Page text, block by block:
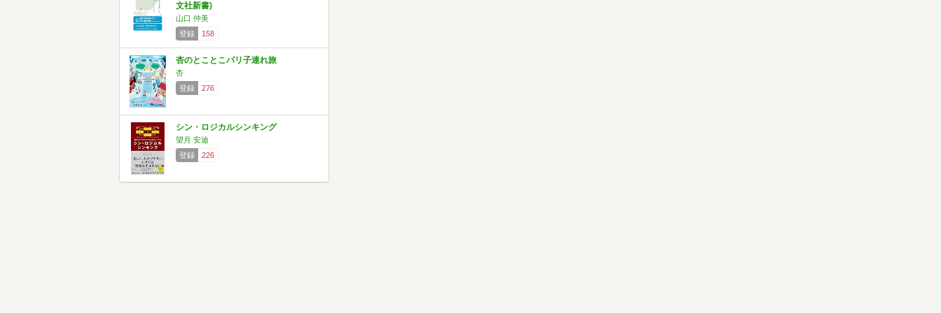
文社新書)
山口 仲美
登録
158
杏のとことこパリ子連れ旅
杏
登録
276
シン・ロジカルシンキング
望月 安迪
登録
226